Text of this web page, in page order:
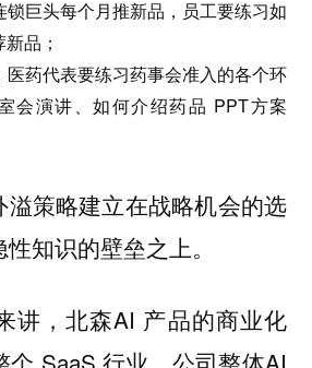
锁巨头每个月推新品，员工要练习如
品；
医药代表要练习药事会准入的各个环
会演讲、如何介绍药品 PPT方案
策略建立在战略机会的选
知识的壁垒之上。
讲，北森AI 产品的商业化